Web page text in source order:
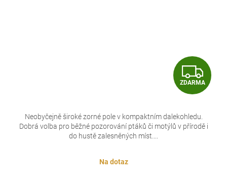
Z
D
R
ZDARMA
Na dotaz
Neobyčejně široké zorné pole v kompaktním dalekohledu.
Dobrá volba pro běžné pozorování ptáků či motýlů v přírodě i
do hustě zalesněných míst....